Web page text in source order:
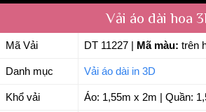
Vải áo dài hoa
Mã Vải DT 11227 Mã màu: trên
Danh mục Vải áo dài in 3D
Khổ vải Áo: 1,55m x 2m | Quần: